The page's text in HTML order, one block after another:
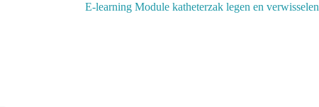
E-learning Module katheterzak legen en verwisselen